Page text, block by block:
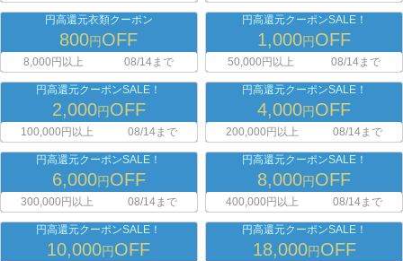
円高還元衣類クーポン
800円OFF
8,000円以上 08/14まで
円高還元クーポンSALE！
1,000円OFF
50,000円以上 08/14まで
円高還元クーポンSALE！
2,000円OFF
100,000円以上 08/14まで
円高還元クーポンSALE！
4,000円OFF
200,000円以上 08/14まで
円高還元クーポンSALE！
6,000円OFF
300,000円以上 08/14まで
円高還元クーポンSALE！
8,000円OFF
400,000円以上 08/14まで
円高還元クーポンSALE！
10,000円OFF
円高還元クーポンSALE！
18,000円OFF